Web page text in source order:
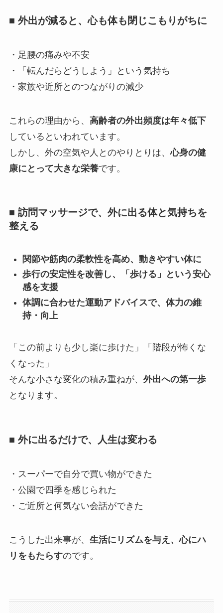
■ 外出が減ると、心も体も閉じこもりがちに
・足腰の痛みや不安
・「転んだらどうしよう」という気持ち
・家族や近所とのつながりの減少
これらの理由から、 高齢者の外出頻度は年々低下
しているといわれています。
しかし、外の空気や人とのやりとりは、心身の健
康にとって大きな栄養です。
■ 訪問マッサージで、外に出る体と気持ちを
整える
関節や筋肉の柔軟性を高め、動きやすい体に
歩行の安定性を改善し、「歩ける」という安心
感を支援
体調に合わせた運動アドバイスで、体力の維
持・向上
「この前よりも少し楽に歩けた」「階段が怖くな
くなった」
そんな小さな変化の積み重ねが、 外出への第一歩
となります。
■ 外に出るだけで、人生は変わる
・スーパーで自分で買い物ができた
・公園で四季を感じられた
・ご近所と何気ない会話ができた
こうした出来事が、 生活にリズムを与え、心にハ
リをもたらすのです。